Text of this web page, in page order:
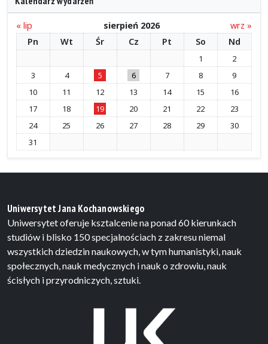
« lip sierpień 2026
wrz »
Pn
Wt Śr Cz Pt So Nd
1
2
3
4 5 6 7 8
9
10
11 12 13 14 15
16
17
18 19 20 21 22
23
24
25 26 27 28 29
30
31
Uniwersytet Jana Kochanowskiego
Uniwersytet oferuje ksztalcenie na ponad 60 kierunkach
studiów i blisko 150 specjalnościach z zakresu niemal
wszystkich dziedzin naukowych, w tym humanistyki, nauk
społecznych, nauk medycznych i nauk o zdrowiu, nauk
ścisłych i przyrodniczych, sztuki.